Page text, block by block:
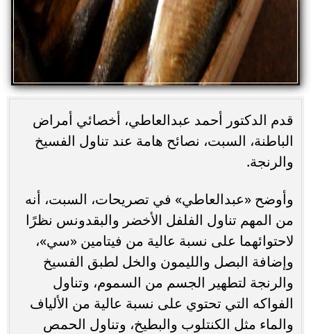
قدم الدكتور أحمد عبدالعاطي، أخصائي أمراض
الباطنة، السبت، نصائح هامة عند تناول الفسيخ
والرنجة.
وأوضح «عبدالعاطي» في تصريحات، السبت، أنه
من المهم تناول الفلفل الأخضر والبقدونس نظرًا
لاحتوائهما على نسبة عالية من فيتامين «سي»،
وإضافة البصل والليمون والخل لطبق الفسيخ
والرنجة لتطهير الجسم من السموم، وتناول
الفواكه التي تحتوي على نسبة عالية من الألياف
والماء مثل الكنتلوب والبطيخ، وتناول الحمص